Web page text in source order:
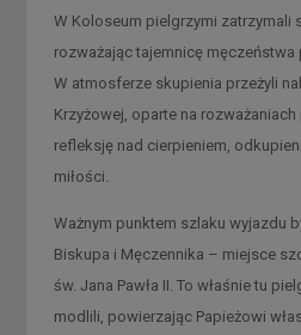
W Koloseum pielgrzymi zatrzymali
rozważając tajemnicę męczeństwa
W atmosferze skupienia przeżyli
Krzyżowej, oparte na
refleksję nad cierpieniem,
miłości.
Ważnym punktem szlaku wyjazdu
Biskupa i Męczennika – miejsce
św. Jana Pawła II. To właśnie tu
modlili, powierzając Papieżowi